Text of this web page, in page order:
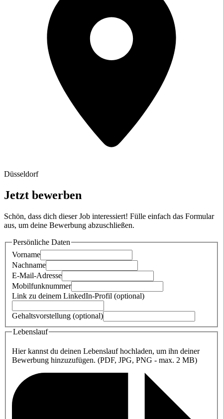
Düsseldorf
Jetzt bewerben
Schön, dass dich dieser Job interessiert! Fülle einfach das Formular
aus, um deine Bewerbung abzuschließen.
Persönliche Daten
Vorname
Nachname
E-Mail-Adresse
Mobilfunknummer
Link zu deinem LinkedIn-Profil (optional)
Gehaltsvorstellung (optional)
Lebenslauf
Hier kannst du deinen Lebenslauf hochladen, um ihn deiner
Bewerbung hinzuzufügen. (PDF, JPG, PNG - max. 2 MB)